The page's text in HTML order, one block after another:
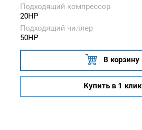
Подходящий компрессор
20HP
Подходящий чиллер
50HP
В корзину
Купить в 1 клик